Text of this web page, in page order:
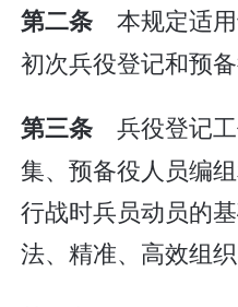
第二条本规定适
初次兵役登记和预备
第三条兵役登记
集、预备役人员编
行战时兵员动员的
法、精准、高效组织